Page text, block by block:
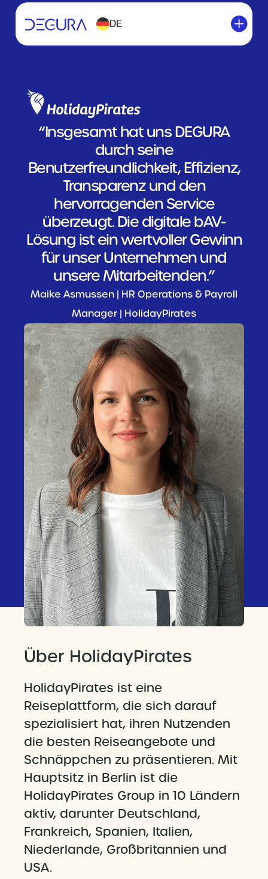
DE
“Insgesamt hat uns DEGURA
durch seine
Benutzerfreundlichkeit, Effizienz,
Transparenz und den
hervorragenden Service
überzeugt. Die digitale bAV-
Lösung ist ein wertvoller Gewinn
für unser Unternehmen und
unsere Mitarbeitenden.”
Maike Asmussen | HR Operations & Payroll
Manager | HolidayPirates
Über HolidayPirates
HolidayPirates ist eine
Reiseplattform, die sich darauf
spezialisiert hat, ihren Nutzenden
die besten Reiseangebote und
Schnäppchen zu präsentieren. Mit
Hauptsitz in Berlin ist die
HolidayPirates Group in 10 Ländern
aktiv, darunter Deutschland,
Frankreich, Spanien, Italien,
Niederlande, Großbritannien und
USA.